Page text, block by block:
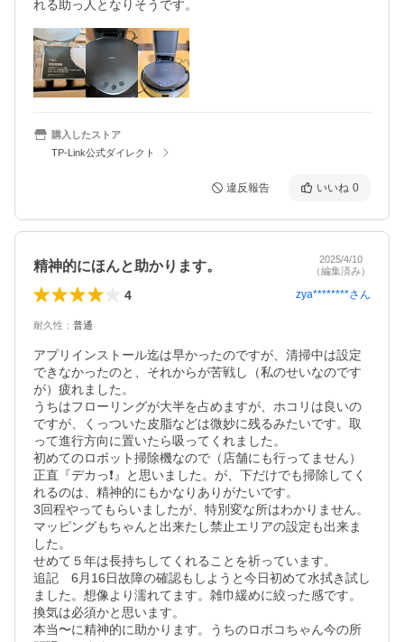
れる助っ人となりそうです。
購入したストア
TP-Link公式ダイレクト
違反報告 いいね 0
精神的にほんと助かります。
2025/4/10
（編集済み）
4 zya********さん
耐久性 ： 普通
アプリインストール迄は早かったのですが、清掃中は設定
できなかったのと、それからが苦戦し（私のせいなのです
が）疲れました。
うちはフローリングが大半を占めますが、ホコリは良いの
ですが、くっついた皮脂などは微妙に残るみたいです。取
って進行方向に置いたら吸ってくれました。
初めてのロボット掃除機なので（店舗にも行ってません）
正直『デカっ❗️』と思いました。が、下だけでも掃除してく
れるのは、精神的にもかなりありがたいです。
3回程やってもらいましたが、特別変な所はわかりません。
マッピングもちゃんと出来たし禁止エリアの設定も出来ま
した。
せめて５年は長持ちしてくれることを祈っています。
追記　6月16日故障の確認もしようと今日初めて水拭き試し
ました。想像より濡れてます。雑巾緩めに絞った感です。
換気は必須かと思います。
本当〜に精神的に助かります。うちのロボコちゃん今の所